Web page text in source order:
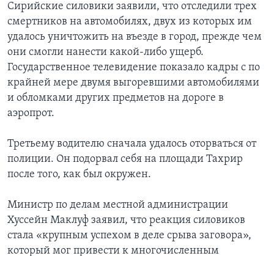
Сирийские силовики заявили, что отследили трех
смертников на автомобилях, двух из которых им
удалось уничтожить на въезде в город, прежде чем
они смогли нанести какой-либо ущерб.
Государственное телевидение показало кадры с по
крайней мере двумя выгоревшими автомобилями
и обломками других предметов на дороге в
аэропрот.
Третьему водителю сначала удалось оторваться от
полиции. Он подорвал себя на площади Тахрир
после того, как был окружен.
Министр по делам местной администрации
Хуссейн Маклуф заявил, что реакция силовиков
стала «крупным успехом в деле срыва заговора»,
который мог привести к многочисленным